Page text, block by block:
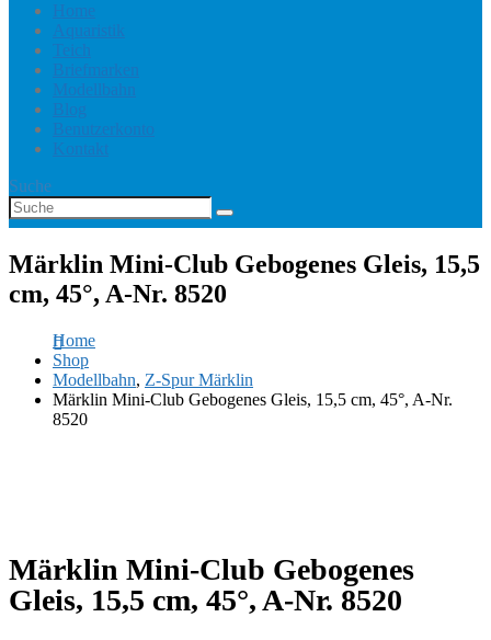
Home
Aquaristik
Teich
Briefmarken
Modellbahn
Blog
Benutzerkonto
Kontakt
Suche
Märklin Mini-Club Gebogenes Gleis, 15,5
cm, 45°, A-Nr. 8520
Home
Shop
Modellbahn, Z-Spur Märklin
Märklin Mini-Club Gebogenes Gleis, 15,5 cm, 45°, A-Nr.
8520
Märklin Mini-Club Gebogenes
Gleis, 15,5 cm, 45°, A-Nr. 8520